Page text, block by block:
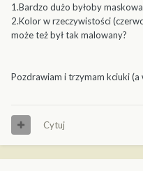
1.Bardzo dużo byłoby
2.Kolor w rzeczywistości
może też był tak malowany?
Pozdrawiam i trzymam kciuki
Cytuj